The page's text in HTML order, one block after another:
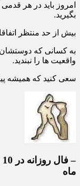
امروز باید در هر
بگیرید.
بیش از حد منتظر
به کسانی که دوستشان
واقعیت ها را نبندید.
سعی کنید که همیشه
ماه